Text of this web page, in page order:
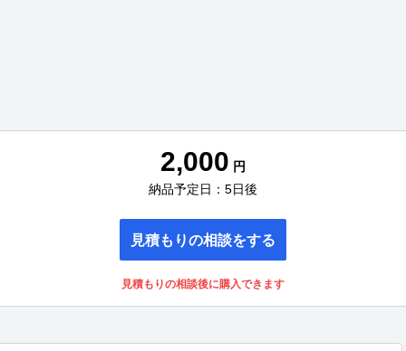
2,000 円
納品予定日：5日後
見積もりの相談をする
見積もりの相談後に購入できます